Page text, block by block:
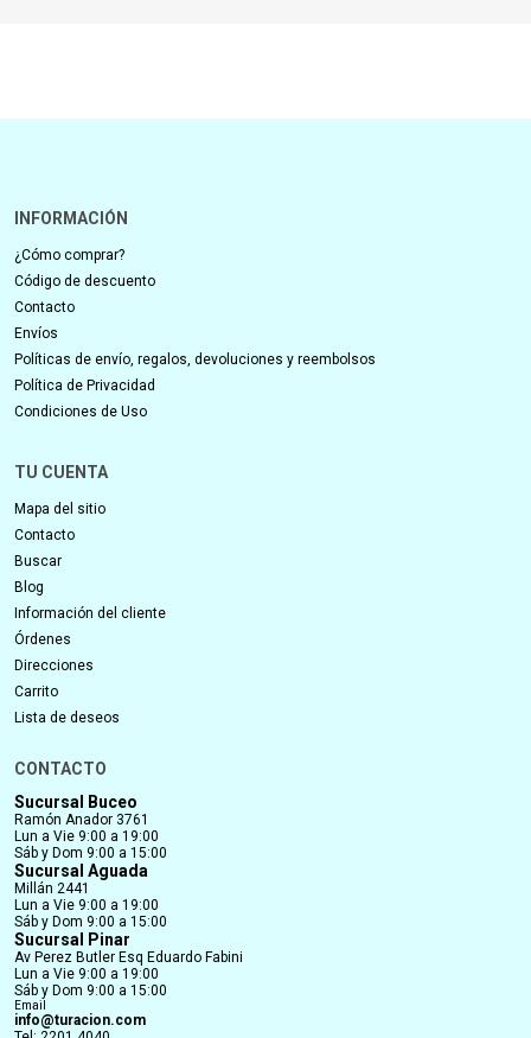
INFORMACIÓN
¿Cómo comprar?
Código de descuento
Contacto
Envíos
Políticas de envío, regalos, devoluciones y reembolsos
Política de Privacidad
Condiciones de Uso
TU CUENTA
Mapa del sitio
Contacto
Buscar
Blog
Información del cliente
Órdenes
Direcciones
Carrito
Lista de deseos
CONTACTO
Sucursal Buceo
Ramón Anador 3761
Lun a Vie 9:00 a 19:00
Sáb y Dom 9:00 a 15:00
Sucursal Aguada
Millán 2441
Lun a Vie 9:00 a 19:00
Sáb y Dom 9:00 a 15:00
Sucursal Pinar
Av Perez Butler Esq Eduardo Fabini
Lun a Vie 9:00 a 19:00
Sáb y Dom 9:00 a 15:00
Email
info@turacion.com